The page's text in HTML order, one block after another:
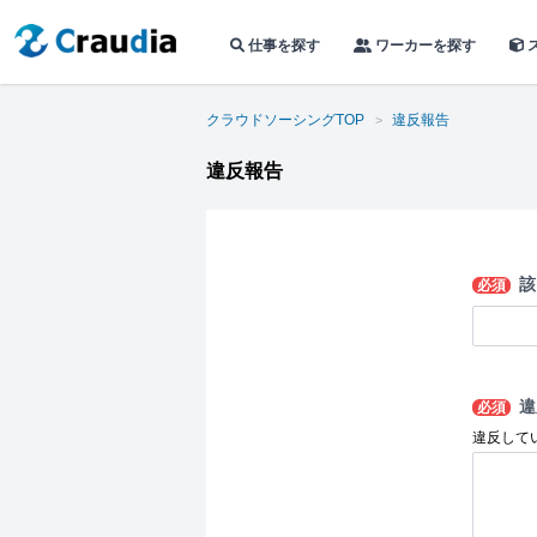
仕事を探す ワーカーを探す
クラウドソーシングTOP 違反報告
違反報告
必須
必須
違反して